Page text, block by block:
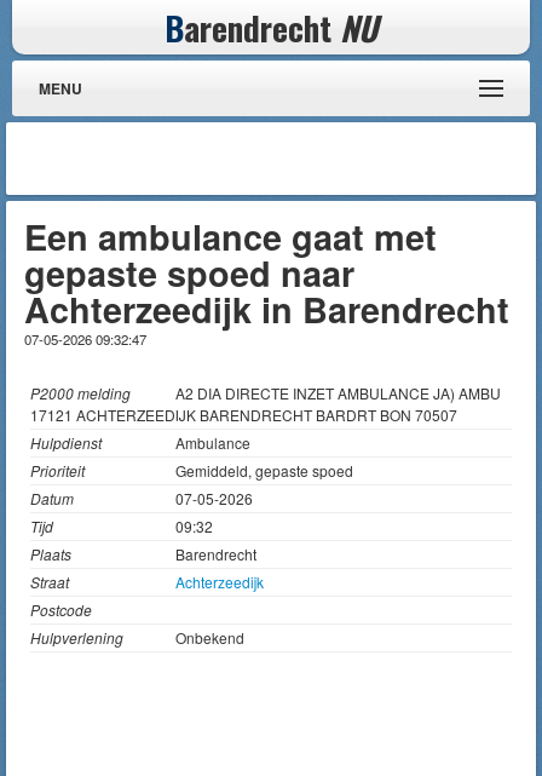
Barendrecht NU
MENU
Een ambulance gaat met
gepaste spoed naar
Achterzeedijk in Barendrecht
07-05-2026 09:32:47
P2000 melding
A2 DIA DIRECTE INZET AMBULANCE JA) AMBU
17121 ACHTERZEEDIJK BARENDRECHT BARDRT BON 70507
Hulpdienst
Ambulance
Prioriteit
Gemiddeld, gepaste spoed
Datum
07-05-2026
Tijd
09:32
Plaats
Barendrecht
Straat
Achterzeedijk
Postcode
Hulpverlening
Onbekend